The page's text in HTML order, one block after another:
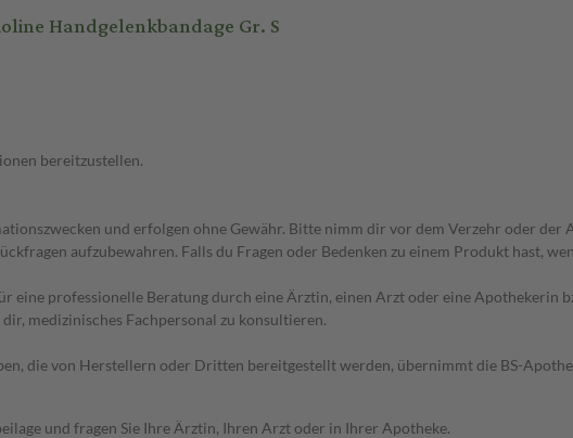
Handgelenkbandage Gr. S
bereitzustellen.
und erfolgen ohne Gewähr. Bitte nimm dir vor dem Verzehr oder
aufzubewahren. Falls du Fragen oder Bedenken zu einem Produkt hast,
eine professionelle Beratung durch eine Ärztin, einen Arzt oder eine Apothekerin
medizinisches Fachpersonal zu konsultieren.
die von Herstellern oder Dritten bereitgestellt werden, übernimmt die BS-
und fragen Sie Ihre Ärztin, Ihren Arzt oder in Ihrer Apotheke.